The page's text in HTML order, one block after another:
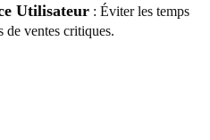
Utilisateur : Éviter les temps
de ventes critiques.